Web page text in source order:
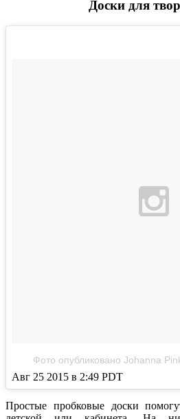
Доски для
Фото опубликовано Johanna
Авг 25 2015 в 2:49 PDT
Простые пробковые доски